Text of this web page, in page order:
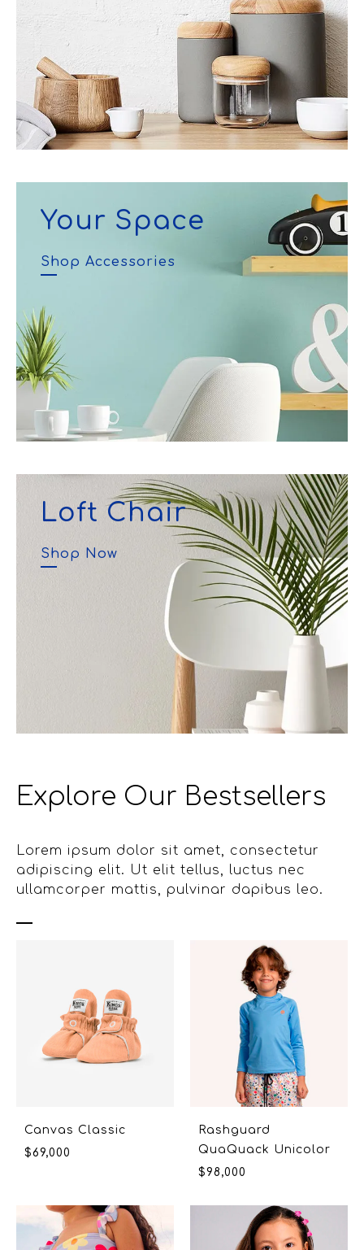
Your Space
Shop Accessories
Loft Chair
Shop Now
Explore Our Bestsellers
Lorem ipsum dolor sit amet, consectetur
adipiscing elit. Ut elit tellus, luctus nec
ullamcorper mattis, pulvinar dapibus leo.
Canvas Classic
$69,000
Rashguard
QuaQuack Unicolor
$98,000